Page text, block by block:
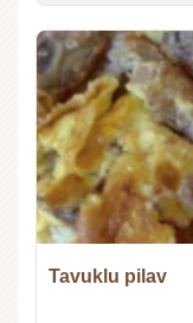
Tavuklu pilav